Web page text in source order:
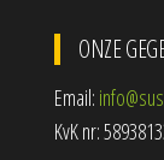
ONZE
Email:
KvK nr: